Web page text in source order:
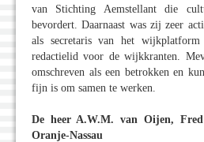
van Stichting Aemstellant die
bevordert. Daarnaast was zij zeer
als secretaris van het
redactielid voor de wijkkranten.
omschreven als een betrokken en
fijn is om samen te werken.
De heer A.W.M. van Oijen,
Oranje-Nassau